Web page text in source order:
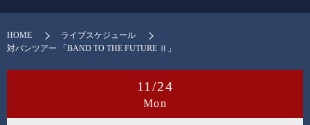
HOME
ライブスケジュール
対バンツアー 「BAND TO THE FUTURE Ⅱ」
11/24
Mon